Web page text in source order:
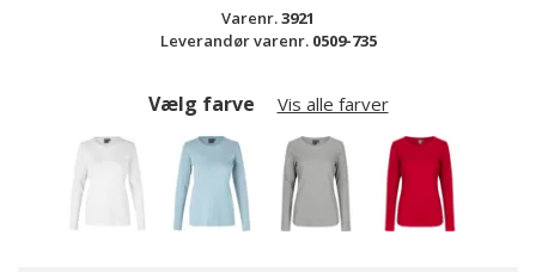
Varenr.3921
Leverandør varenr. 0509-735
Vælg farve Vis alle farver